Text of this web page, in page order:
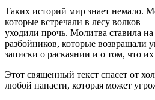
Таких историй мир знает немало.
которые встречали в лесу волков —
уходили прочь. Молитва ставила
разбойников, которые возвращали
записки о раскаянии и о том, что
Этот священный текст спасет от
любой напасти, которая может